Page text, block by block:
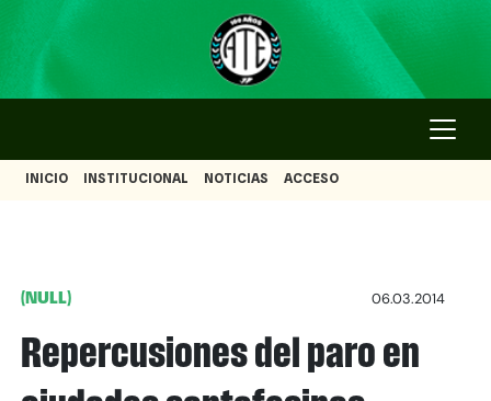
INICIO INSTITUCIONAL NOTICIAS ACCESO
(NULL) 06.03.2014
Repercusiones del paro en